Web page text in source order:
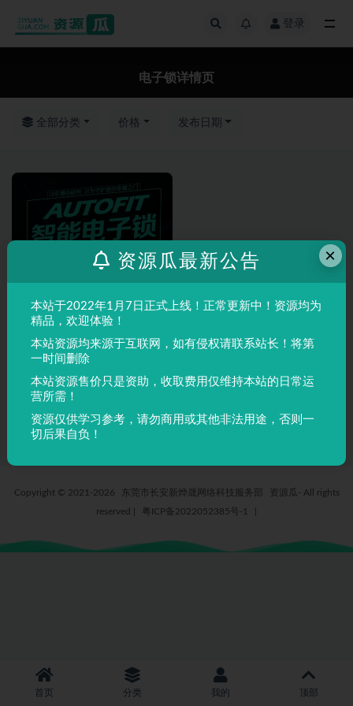
登录
电子锁详情页
全部分类 价格 发布日期
Photoshop
电子锁ps详情页模板
Copyright © 2021-2026 东莞市长安新烨晟网络科技服务部
资源瓜- All rights
reserved
粤ICP备2022052385号-1
首页 分类 我的 顶部
×
资源瓜最新公告
本站于2022年1月7日正式上线！正常更新中！资源均为
精品，欢迎体验！
本站资源均来源于互联网，如有侵权请联系站长！将第
一时间删除
本站资源售价只是资助，收取费用仅维持本站的日常运
营所需！
资源仅供学习参考，请勿商用或其他非法用途，否则一
切后果自负！